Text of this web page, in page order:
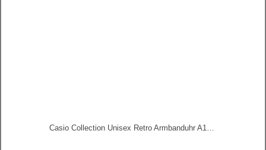
Casio Collection Unisex Retro Armbanduhr A168WEC